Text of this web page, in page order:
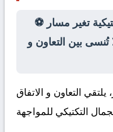
⚽ تُقلب الموازين بعد تدخلات تكتيكية تغير مسار
بين التعاون و
يلتقي التعاون و الاتفاق